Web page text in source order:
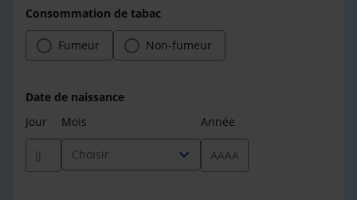
Consommation de tabac
Fumeur Non-fumeur
Date de naissance
Jour
Mois
Choisir expand_more
Année